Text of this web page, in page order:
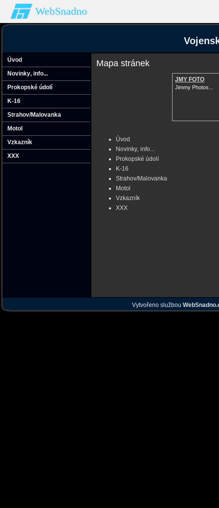
WebSnadno
Úvod
Novinky‚ info...
Prokopské údolí
K-16
Strahov/Malovanka
Motol
Vzkazník
XXX
Mapa stránek
JMY FOTO
Jimmy Photos...
Úvod
Novinky‚ info...
Prokopské údolí
K-16
Strahov/Malovanka
Motol
Vzkazník
XXX
Vytvořeno službou